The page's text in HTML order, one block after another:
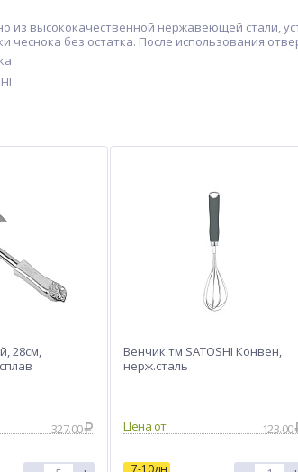
высококачественной нержавеющей стали,
без остатка. После использования
28см,
327.00
Венчик тм SATOSHI Конвен,
нерж.сталь
Цена от 123.00
7-10дн